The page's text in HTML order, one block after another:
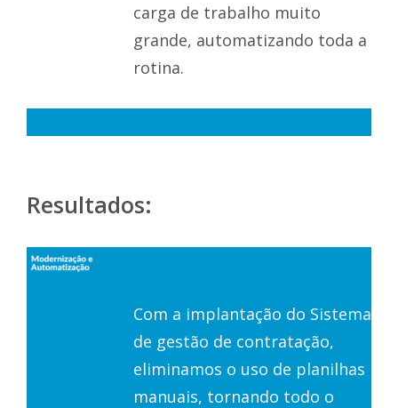
carga de trabalho muito
grande, automatizando toda a
rotina.
Resultados:
Com a implantação do Sistema
de gestão de contratação,
eliminamos o uso de planilhas
manuais, tornando todo o